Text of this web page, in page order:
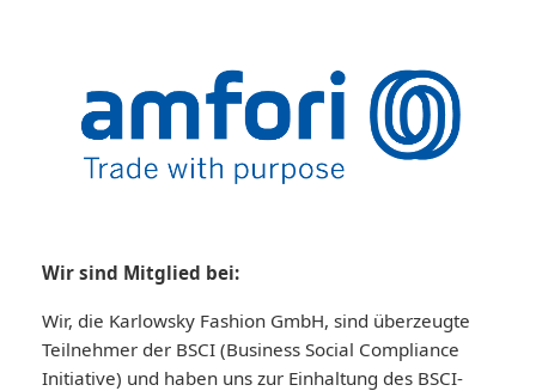
Wir sind Mitglied bei:
Wir, die Karlowsky Fashion GmbH, sind überzeugte
Teilnehmer der BSCI (Business Social Compliance
Initiative) und haben uns zur Einhaltung des BSCI-